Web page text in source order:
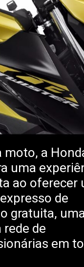
moto, a
uma
ao oferecer
de
gratuita,
rede de
em